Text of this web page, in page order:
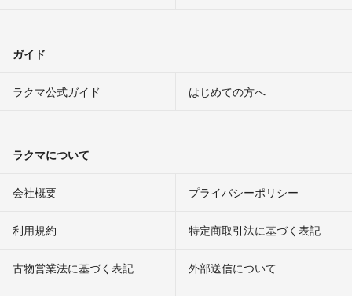
ガイド
ラクマ公式ガイド はじめての方へ
ラクマについて
会社概要 プライバシーポリシー
利用規約 特定商取引法に基づく表記
古物営業法に基づく表記 外部送信について